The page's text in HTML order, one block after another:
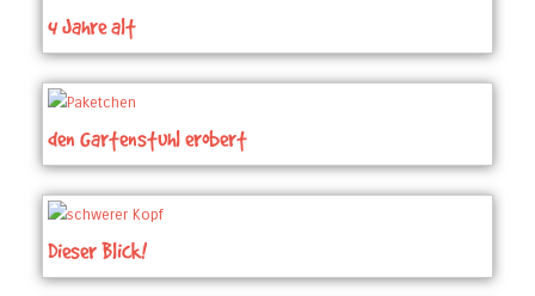
4 Jahre alt
den Gartenstuhl erobert
Dieser Blick!